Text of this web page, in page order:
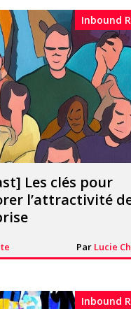
Les clés pour
l’attractivité
Par
Inbound
Inbound